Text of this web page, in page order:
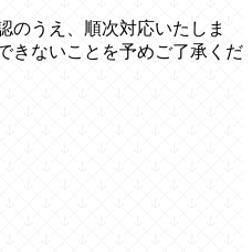
のうえ、順次対応いたしま
きないことを予めご了承くだ